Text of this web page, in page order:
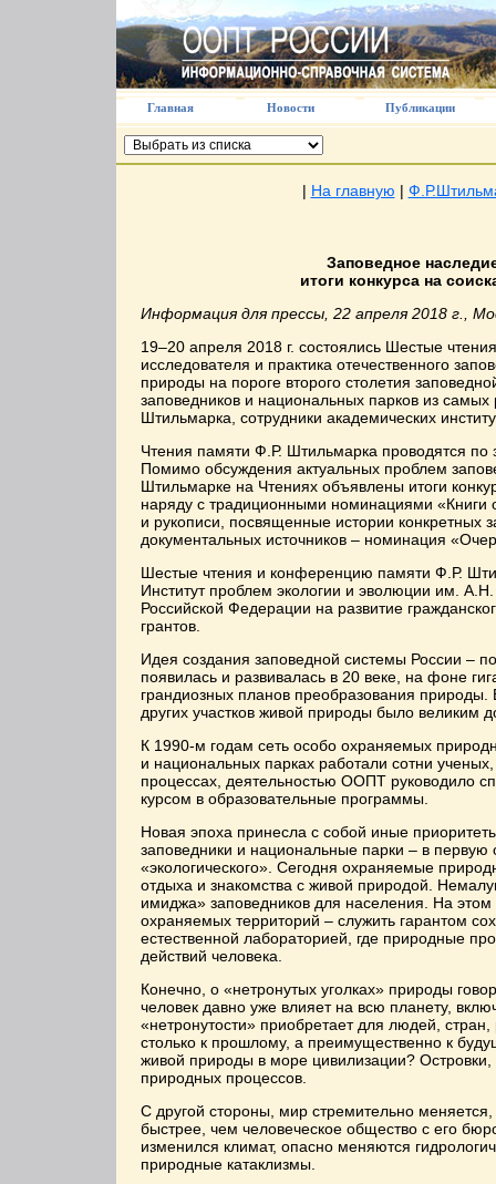
Главная Новости Публикации
| На главную |
Заповедное
итоги конкурса на
Информация для прессы, 22 апреля 2018 г.,
19–20 апреля 2018 г. состоялись Шестые
исследователя и практика отечественного
природы на пороге второго столетия
заповедников и национальных парков из
Штильмарка, сотрудники академических
Чтения памяти Ф.Р. Штильмарка проводятся
Помимо обсуждения актуальных проблем
Штильмарке на Чтениях объявлены итоги
наряду с традиционными номинациями «Книги
и рукописи, посвященные истории конкретных
документальных источников – номинация
Шестые чтения и конференцию памяти Ф.Р.
Институт проблем экологии и эволюции им.
Российской Федерации на развитие
грантов.
Идея создания заповедной системы России –
появилась и развивалась в 20 веке, на фоне
грандиозных планов преобразования
других участков живой природы было
К 1990-м годам сеть особо охраняемых
и национальных парках работали сотни
процессах, деятельностью ООПТ руководило
курсом в образовательные программы.
Новая эпоха принесла с собой иные
заповедники и национальные парки – в
«экологического». Сегодня охраняемые
отдыха и знакомства с живой природой.
имиджа» заповедников для населения. На
охраняемых территорий – служить гарантом
естественной лабораторией, где природные
действий человека.
Конечно, о «нетронутых уголках» природы
человек давно уже влияет на всю планету,
«нетронутости» приобретает для людей,
столько к прошлому, а преимущественно к
живой природы в море цивилизации?
природных процессов.
С другой стороны, мир стремительно
быстрее, чем человеческое общество с его
изменился климат, опасно меняются
природные катаклизмы.